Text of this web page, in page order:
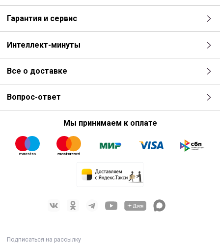
Гарантия и сервис
Интеллект-минуты
Все о доставке
Вопрос-ответ
Мы принимаем к оплате
Подписаться на рассылку